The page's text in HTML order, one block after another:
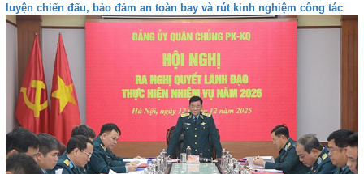
luyện chiến đấu, bảo đảm an toàn bay và rút kinh nghiệm công tác
quản lý tư tưởng, kỷ luật năm 2025